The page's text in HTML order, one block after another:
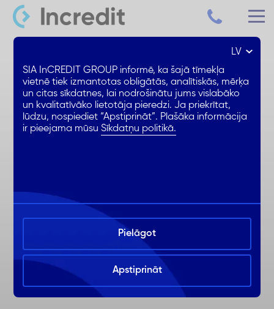
Patēriņa kredīts līdz 15 000 €
Samazināta % likme
1. mēnesis BEZ ikmēneša %
Ērta noformēšana online
LV
SIA InCREDIT GROUP informē, ka šajā tīmekļa
vietnē tiek izmantotas obligātās, analītiskās, mērķa
un citas sīkdatnes, lai nodrošinātu jums vislabāko
un kvalitatīvāko lietotāja pieredzi. Ja priekrītat,
lūdzu, nospiediet “Apstiprināt”. Plašāka informācija
ir pieejama mūsuSīkdatņu politikā.
Pielāgot
Apstiprināt